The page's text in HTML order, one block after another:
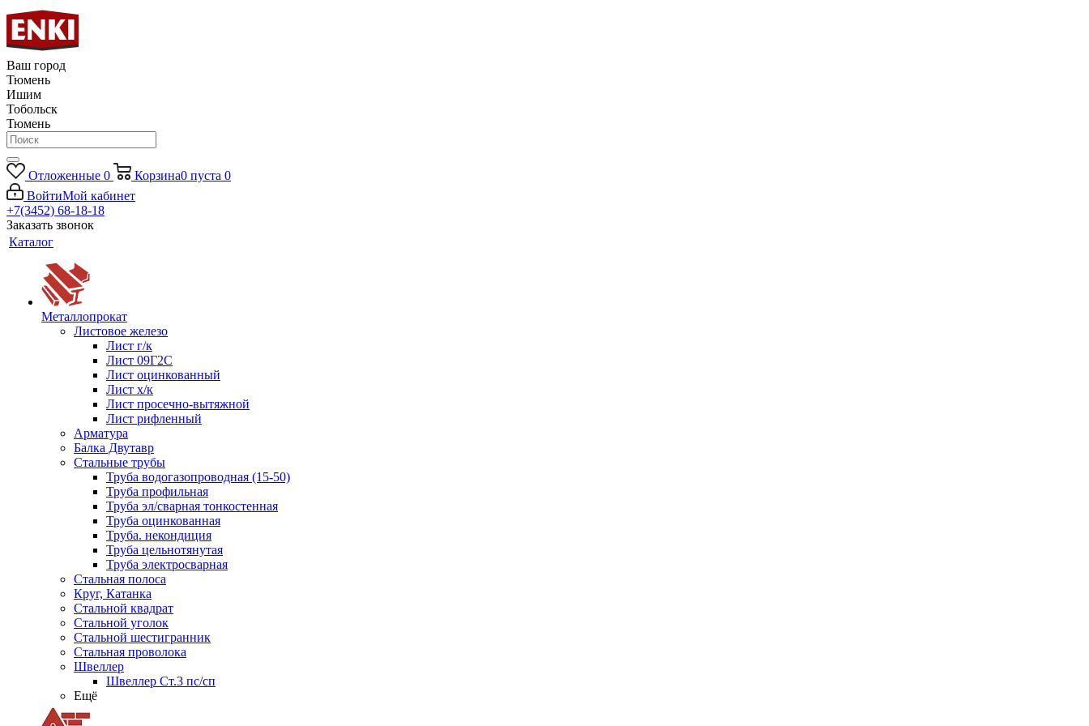
Ваш город
Тюмень
Ишим
Тобольск
Тюмень
Отложенные 0 Корзина0 пуста 0
ВойтиМой кабинет
+7(3452) 68-18-18
Заказать звонок
Каталог
Металлопрокат
Листовое железо
Лист г/к
Лист 09Г2С
Лист оцинкованный
Лист х/к
Лист просечно-вытяжной
Лист рифленный
Арматура
Балка Двутавр
Стальные трубы
Труба водогазопроводная (15-50)
Труба профильная
Труба эл/сварная тонкостенная
Труба оцинкованная
Труба. некондиция
Труба цельнотянутая
Труба электросварная
Стальная полоса
Круг, Катанка
Стальной квадрат
Стальной уголок
Стальной шестигранник
Стальная проволока
Швеллер
Швеллер Ст.3 пс/сп
Ещё